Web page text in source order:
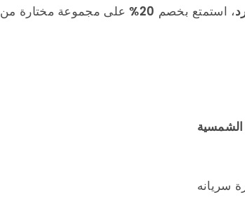
، استمتع بخصم 20%
على مجموعة مختارة من
الشمسية
سريانه